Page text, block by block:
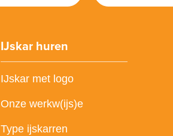
IJskar huren
IJskar met logo
Onze werkw(ijs)e
Type ijskarren